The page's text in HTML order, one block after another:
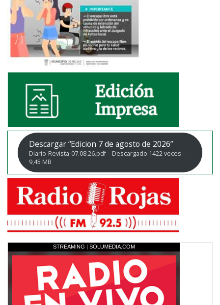
Descargar “Edicion 7 de agosto de 2026”
Diario-Revista-07.08.26.pdf – Descargado 1422 veces –
9,45 MB